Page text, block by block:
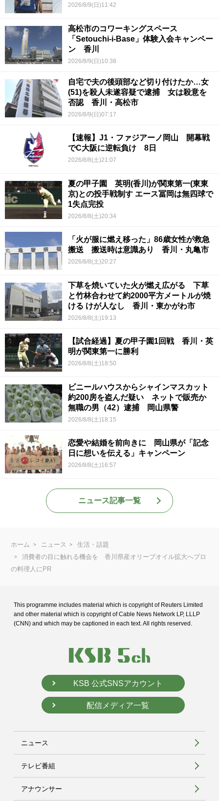
2026/8/9(日)11:42
高松市のコワーキングスペース
「Setouchi-i-Base」体験入会キャンペー
ン 香川
2026/8/9(日)10:38
自宅で夫の後頭部など切り付けたか…女
(51)を殺人未遂容疑で逮捕 女は殺意を
否認 香川・高松市
2026/8/9(日)07:17
【速報】J1・ファジアーノ岡山 開幕戦
でC大阪に逆転負け 8日
2026/8/8(土)21:07
夏の甲子園 英明(香川)が関東第一(東東
京)との投手戦制す エース冨岡は無四球で
1失点完投
2026/8/8(土)20:34
「火が服に燃え移った」86歳女性が救急
搬送 搬送時は意識あり 香川・丸亀市
2026/8/8(土)20:27
下草を焼いていた火が燃え広がる 下草
と竹林合わせて約2000平方メートルが焼
ける けが人なし 香川・東かがわ市
2026/8/8(土)19:13
【試合経過】夏の甲子園1回戦 香川・英
明が関東第一に勝利
2026/8/8(土)18:50
ビニールハウスからシャインマスカット
約200房を盗んだ疑い ネットで販売か
無職の男（42）逮捕 岡山県警
2026/8/8(土)18:15
恋愛や結婚を前向きに 岡山県が「記念
日に想いを伝える」キャンペーン
2026/8/8(土)16:57
ニュース記事一覧
ホーム ニュース
生活・話題
消費者の目に触れる機会を 香川県産オリーブオイル拡大へプロ
の料理人にPR
This programme includes material which is copyright of Reuters Limited
and other material which is copyright of Cable News Network LP, LLLP
(CNN) and which may be captioned in each text. All rights reserved.
KSB 公式SNSアカウント
配信メディア一覧
ニュース
テレビ番組
アナウンサー